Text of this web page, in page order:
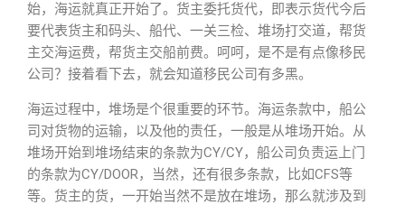
始，海运就真正开始了。货主委托货代，即表示货代今后
要代表货主和码头、船代、一关三检、堆场打交道，帮货
主交海运费，帮货主交船前费。呵呵，是不是有点像移民
公司？接着看下去，就会知道移民公司有多黑。
海运过程中，堆场是个很重要的环节。海运条款中，船公
司对货物的运输，以及他的责任，一般是从堆场开始。从
堆场开始到堆场结束的条款为CY/CY，船公司负责运上门
的条款为CY/DOOR，当然，还有很多条款，比如CFS等
等。货主的货，一开始当然不是放在堆场，那么就涉及到